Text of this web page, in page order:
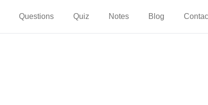
Questions Quiz Notes Blog